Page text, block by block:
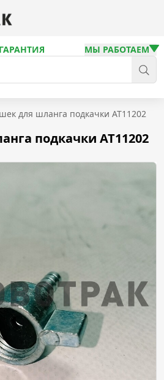
ГАРАНТИЯ МЫ РАБОТАЕМ
для шланга подкачки AT11202
подкачки AT11202